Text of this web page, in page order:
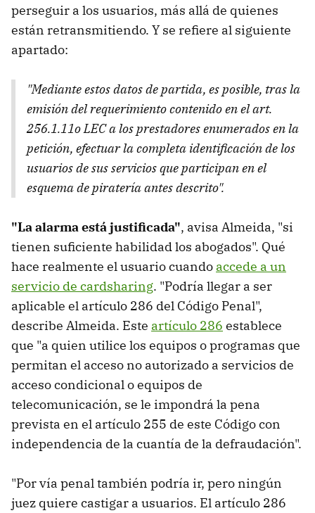
perseguir a los usuarios, más allá de quienes
están retransmitiendo. Y se refiere al siguiente
apartado:
"Mediante estos datos de partida, es posible, tras la
emisión del requerimiento contenido en el art.
256.1.11o LEC a los prestadores enumerados en la
petición, efectuar la completa identificación de los
usuarios de sus servicios que participan en el
esquema de piratería antes descrito".
"La alarma está justificada", avisa Almeida, "si
tienen suficiente habilidad los abogados". Qué
hace realmente el usuario cuando accede a un
servicio de cardsharing. "Podría llegar a ser
aplicable el artículo 286 del Código Penal",
describe Almeida. Este artículo 286 establece
que "a quien utilice los equipos o programas que
permitan el acceso no autorizado a servicios de
acceso condicional o equipos de
telecomunicación, se le impondrá la pena
prevista en el artículo 255 de este Código con
independencia de la cuantía de la defraudación".
"Por vía penal también podría ir, pero ningún
juez quiere castigar a usuarios. El artículo 286